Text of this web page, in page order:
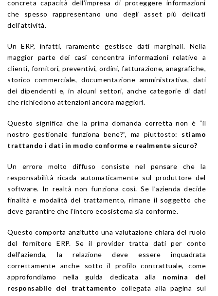
concreta capacità dell’impresa di proteggere informazioni
che spesso rappresentano uno degli asset più delicati
dell’attività.
Un ERP, infatti, raramente gestisce dati marginali. Nella
maggior parte dei casi concentra informazioni relative a
clienti, fornitori, preventivi, ordini, fatturazione, anagrafiche,
storico commerciale, documentazione amministrativa, dati
dei dipendenti e, in alcuni settori, anche categorie di dati
che richiedono attenzioni ancora maggiori.
Questo significa che la prima domanda corretta non è “il
nostro gestionale funziona bene?”, ma piuttosto: stiamo
trattando i dati in modo conforme e realmente sicuro?
Un errore molto diffuso consiste nel pensare che la
responsabilità ricada automaticamente sul produttore del
software. In realtà non funziona così. Se l’azienda decide
finalità e modalità del trattamento, rimane il soggetto che
deve garantire che l’intero ecosistema sia conforme.
Questo comporta anzitutto una valutazione chiara del ruolo
del fornitore ERP. Se il provider tratta dati per conto
dell’azienda, la relazione deve essere inquadrata
correttamente anche sotto il profilo contrattuale, come
approfondiamo nella guida dedicata alla nomina del
responsabile del trattamento collegata alla pagina sul